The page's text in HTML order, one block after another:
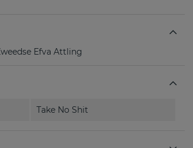
Efva Attling
Take No Shit